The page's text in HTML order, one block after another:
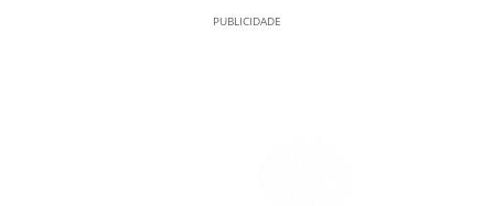
PUBLICIDADE